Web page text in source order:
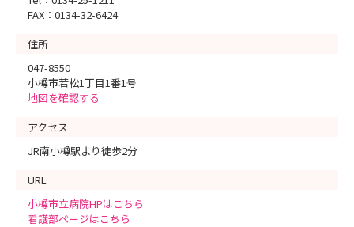
FAX：0134-32-6424
住所
047-8550
小樽市若松1丁目1番1号
地図を確認する
アクセス
JR南小樽駅より徒歩2分
URL
小樽市立病院HPはこちら
看護部ページはこちら